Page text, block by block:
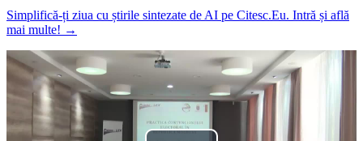
Simplifică-ți ziua cu știrile sintezate de AI pe Citesc.Eu. Intră și află
mai multe! →